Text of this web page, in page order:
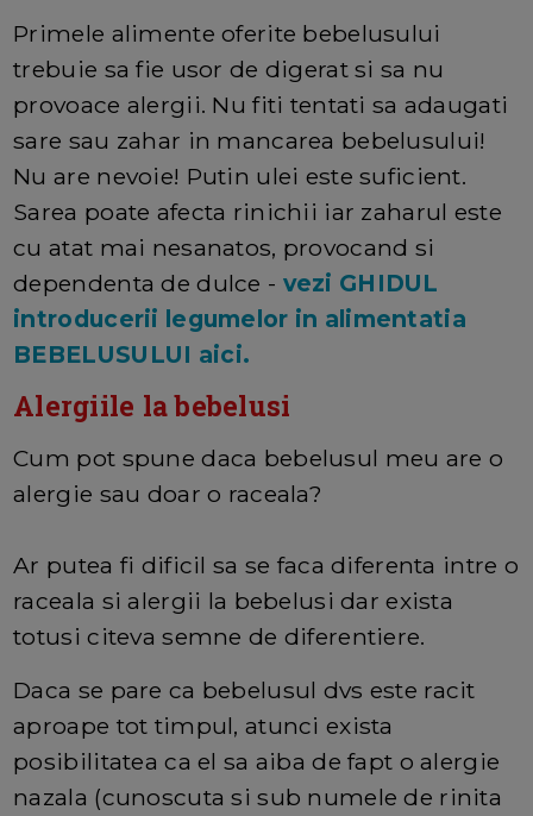
Primele alimente oferite bebelusului
trebuie sa fie usor de digerat si sa nu
provoace alergii. Nu fiti tentati sa adaugati
sare sau zahar in mancarea bebelusului!
Nu are nevoie! Putin ulei este suficient.
Sarea poate afecta rinichii iar zaharul este
cu atat mai nesanatos, provocand si
dependenta de dulce - vezi GHIDUL
introducerii legumelor in alimentatia
BEBELUSULUI aici.
Alergiile la bebelusi
Cum pot spune daca bebelusul meu are o
alergie sau doar o raceala?
Ar putea fi dificil sa se faca diferenta intre o
raceala si alergii la bebelusi dar exista
totusi citeva semne de diferentiere.
Daca se pare ca bebelusul dvs este racit
aproape tot timpul, atunci exista
posibilitatea ca el sa aiba de fapt o alergie
nazala (cunoscuta si sub numele de rinita